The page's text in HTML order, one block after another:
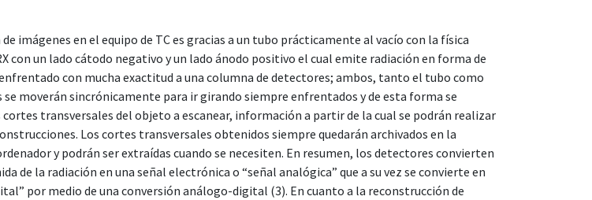
imágenes en el equipo de TC es gracias a un tubo prácticamente al vacío con la física
con un lado cátodo negativo y un lado ánodo positivo el cual emite radiación en forma de
con mucha exactitud a una columna de detectores; ambos, tanto el tubo como
moverán sincrónicamente para ir girando siempre enfrentados y de esta forma se
transversales del objeto a escanear, información a partir de la cual se podrán realizar
Los cortes transversales obtenidos siempre quedarán archivados en la
y podrán ser extraídas cuando se necesiten. En resumen, los detectores convierten
de la radiación en una señal electrónica o “señal analógica” que a su vez se convierte en
por medio de una conversión análogo-digital (3). En cuanto a la reconstrucción de